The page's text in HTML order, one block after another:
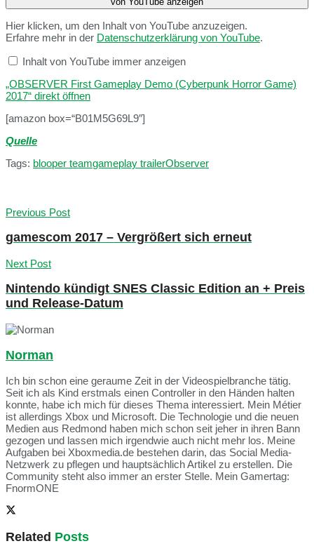
Hier klicken, um den Inhalt von YouTube anzuzeigen.
Erfahre mehr in der Datenschutzerklärung von YouTube.
Inhalt von YouTube immer anzeigen
„OBSERVER First Gameplay Demo (Cyberpunk Horror Game)
2017“ direkt öffnen
[amazon box=“B01M5G69L9″]
Quelle
Tags: blooper teamgameplay trailerObserver
Previous Post
gamescom 2017 – Vergrößert sich erneut
Next Post
Nintendo kündigt SNES Classic Edition an + Preis
und Release-Datum
Norman
Ich bin schon eine geraume Zeit in der Videospielbranche tätig.
Seit ich als Kind erstmals einen Controller in den Händen halten
konnte, habe ich mich für dieses Thema interessiert. Mein Métier
ist allerdings Xbox und Microsoft. Die Technologie und die neuen
Medien aus Redmond haben mich schon seit jeher in ihren Bann
gezogen und lassen mich irgendwie auch nicht mehr los. Meine
Aufgaben bei Xboxmedia.de bestehen darin, das Social Media-
Netzwerk zu pflegen und hauptsächlich Artikel zu erstellen. Die
Community steht also immer an erster Stelle. Mein Gamertag:
FnormONE
Related Posts